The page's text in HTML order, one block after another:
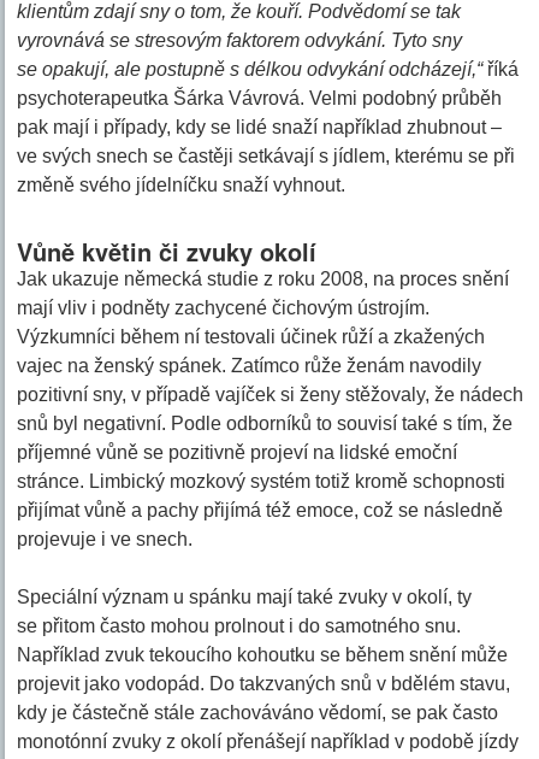
klientům zdají sny o tom, že kouří. Podvědomí se tak
vyrovnává se stresovým faktorem odvykání. Tyto sny
se opakují, ale postupně s délkou odvykání odcházejí,“říká
psychoterapeutka Šárka Vávrová. Velmi podobný průběh
pak mají i případy, kdy se lidé snaží například zhubnout –
ve svých snech se častěji setkávají s jídlem, kterému se při
změně svého jídelníčku snaží vyhnout.
Vůně květin či zvuky okolí
Jak ukazuje německá studie z roku 2008, na proces snění
mají vliv i podněty zachycené čichovým ústrojím.
Výzkumníci během ní testovali účinek růží a zkažených
vajec na ženský spánek. Zatímco růže ženám navodily
pozitivní sny, v případě vajíček si ženy stěžovaly, že nádech
snů byl negativní. Podle odborníků to souvisí také s tím, že
příjemné vůně se pozitivně projeví na lidské emoční
stránce. Limbický mozkový systém totiž kromě schopnosti
přijímat vůně a pachy přijímá též emoce, což se následně
projevuje i ve snech.
Speciální význam u spánku mají také zvuky v okolí, ty
se přitom často mohou prolnout i do samotného snu.
Například zvuk tekoucího kohoutku se během snění může
projevit jako vodopád. Do takzvaných snů v bdělém stavu,
kdy je částečně stále zachováváno vědomí, se pak často
monotónní zvuky z okolí přenášejí například v podobě jízdy